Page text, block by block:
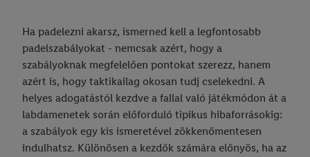
Ha padelezni akarsz, ismerned kell a legfontosabb
padelszabályokat - nemcsak azért, hogy a
szabályoknak megfelelően pontokat szerezz, hanem
azért is, hogy taktikailag okosan tudj cselekedni. A
helyes adogatástól kezdve a fallal való játékmódon át a
labdamenetek során előforduló tipikus hibaforrásokig:
a szabályok egy kis ismeretével zökkenőmentesen
indulhatsz. Különösen a kezdők számára előnyös, ha az